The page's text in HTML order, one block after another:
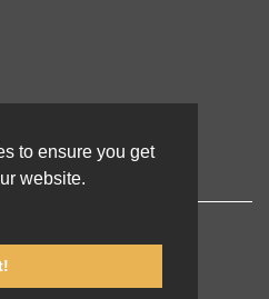
to ensure you get
website.
|Impressum